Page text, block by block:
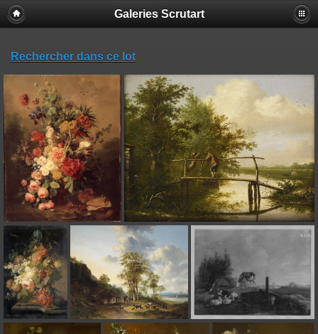
Galeries Scrutart
Rechercher dans ce lot